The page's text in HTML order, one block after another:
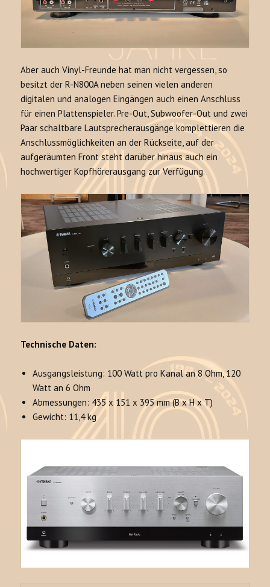
Aber auch Vinyl-Freunde hat man nicht vergessen, so
besitzt der R-N800A neben seinen vielen anderen
digitalen und analogen Eingängen auch einen Anschluss
für einen Plattenspieler. Pre-Out, Subwoofer-Out und zwei
Paar schaltbare Lautsprecherausgänge komplettieren die
Anschlussmöglichkeiten an der Rückseite, auf der
aufgeräumten Front steht darüber hinaus auch ein
hochwertiger Kopfhörerausgang zur Verfügung.
Technische Daten:
Ausgangsleistung: 100 Watt pro Kanal an 8 Ohm, 120
Watt an 6 Ohm
Abmessungen: 435 x 151 x 395 mm (B x H x T)
Gewicht: 11,4 kg